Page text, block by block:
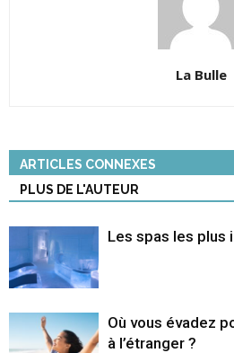
La Bulle
ARTICLES CONNEXES
PLUS DE L'AUTEUR
Les spas les plus
Où vous évadez
à l’étranger ?